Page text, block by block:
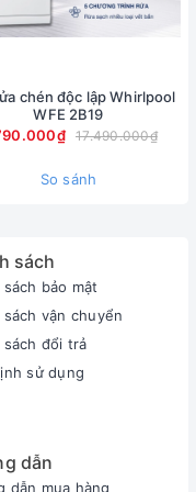
gỉ bền bỉ, chắc chắn,
chén độc lập Whirlpool
WFE 2B19
17.490.000₫
So sánh
sách
bảo mật
sách vận chuyển
sách đổi trả
sử dụng
dẫn
dẫn mua hàng